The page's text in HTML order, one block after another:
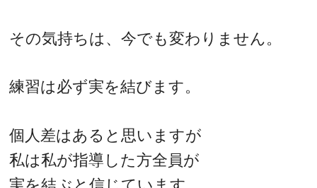
その気持ちは、今でも変わりません。
練習は必ず実を結びます。
個人差はあると思いますが
私は私が指導した方全員が